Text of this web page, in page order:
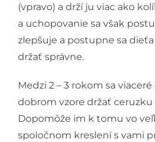
(vpravo) a drží ju viac ako
a uchopovanie sa však
zlepšuje a postupne sa
držať správne.
Medzi 2 – 3 rokom sa
dobrom vzore držať ceruzku
Dopomôže im k tomu vo
spoločnom kreslení s vami